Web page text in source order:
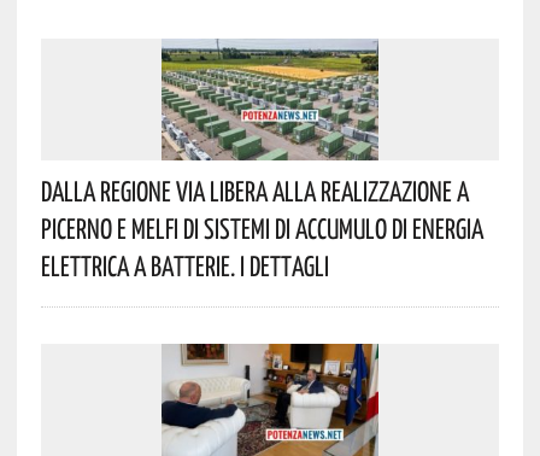
Dalla Regione Via Libera Alla Realizzazione A
Picerno E Melfi Di Sistemi Di Accumulo Di Energia
Elettrica A Batterie. I Dettagli